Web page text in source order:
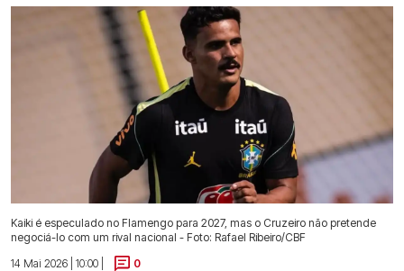
Kaiki é especulado no Flamengo para 2027, mas o Cruzeiro não pretende
negociá-lo com um rival nacional - Foto: Rafael Ribeiro/CBF
14 Mai 2026 | 10:00 |
0